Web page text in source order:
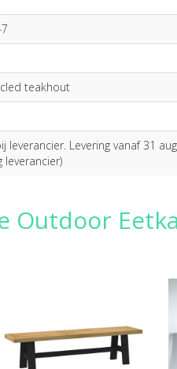
teakhout
leverancier. Levering vanaf 31
leverancier)
Outdoor